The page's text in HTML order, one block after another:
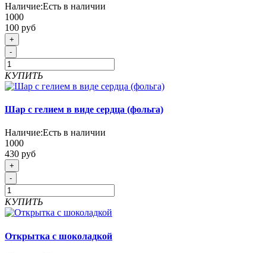
Наличие:Есть в наличии
1000
100 руб
+
-
КУПИТЬ
Шар с гелием в виде сердца (фольга)
Наличие:Есть в наличии
1000
430 руб
+
-
КУПИТЬ
Открытка с шоколадкой